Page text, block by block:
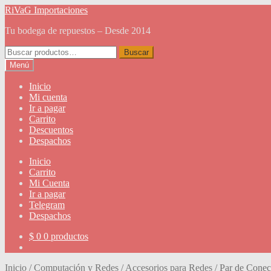
Ir
la
Ir
contenido
RiVaG Importaciones
Tu bodega de repuestos – Desde 2014
Buscar
por:
Buscar
Menú
Inicio
Mi cuenta
Ir a pagar
Carrito
Descuentos
Despachos
Inicio
Carrito
Mi Cuenta
Ir a pagar
Telegram
Despachos
$ 0 0 productos
Inicio /Computación y Redes /Accesorios para Redes /Par de